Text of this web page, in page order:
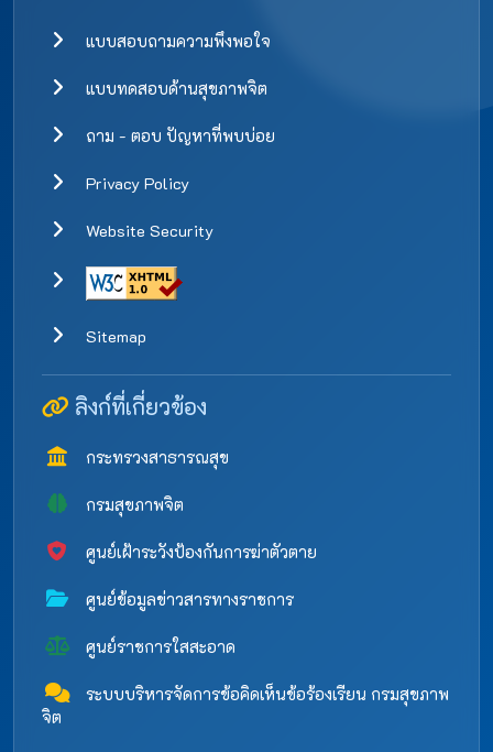
แบบสอบถามความพึงพอใจ
แบบทดสอบด้านสุขภาพจิต
ถาม - ตอบ ปัญหาที่พบบ่อย
Privacy Policy
Website Security
Sitemap
ลิงก์ที่เกี่ยวข้อง
กระทรวงสาธารณสุข
กรมสุขภาพจิต
ศูนย์เฝ้าระวังป้องกันการฆ่าตัวตาย
ศูนย์ข้อมูลข่าวสารทางราชการ
ศูนย์ราชการใสสะอาด
ระบบบริหารจัดการข้อคิดเห็นข้อร้องเรียน กรมสุขภาพ
จิต